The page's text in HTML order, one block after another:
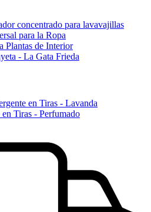
concentrado para lavavajillas
para la Ropa
Plantas de Interior
- La Gata Frieda
en Tiras - Lavanda
Tiras - Perfumado